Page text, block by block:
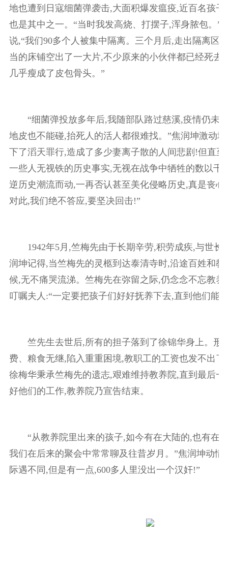
地也遭到日寇细菌弹袭击,大面积爆发瘟疫,近百名孩
也是其中之一。“当时我发高烧、打摆子,浑身脓包。”
说,“我们90多个人被集中隔离。三个月后,走出隔离区,
当的床铺空出了一大片,不少原来的小伙伴都已经死去
几乎瘦成了皮包骨头。”
“细菌弹投放多年后,我随部队路过慈溪,疫情仍未
地皮也不能碰,抬死人的活人都很难找。”焦润坤激动
下了滔天罪行,造成了多少妻离子散的人间悲剧!但直
一些人无视铁的历史事实,无视在战争中牺牲的数以千
逆历史潮流而动,一再否认甚至美化侵略历史,真是丧
对此,我们绝不答应,要坚决回击!”
1942年5月,竺梅先由于长期辛劳,积劳成疾,与世长
润坤记得,当竺梅先的灵柩到达泰清寺时,沿途百姓和
候,无不痛哭流涕。竺梅先在弥留之际,仍念念不忘教
叮嘱夫人:“一定要把孩子们好好抚养下去,直到他们能
竺先生去世后,所有的担子落到了徐锦华身上。形
费、粮食无继,陷入重重困境,教职工的工资也发不出
徐梅华秉承竺梅先的遗志,艰难维持教养院,直到最后
好他们的工作,教养院乃宣告结束。
“从教养院里出来的孩子,如今有在大陆的,也有在
我们在后来的聚会中常常聊及往昔岁月。”焦润坤动情
际遇不同,但是有一点,600多人里没出一个汉奸!”